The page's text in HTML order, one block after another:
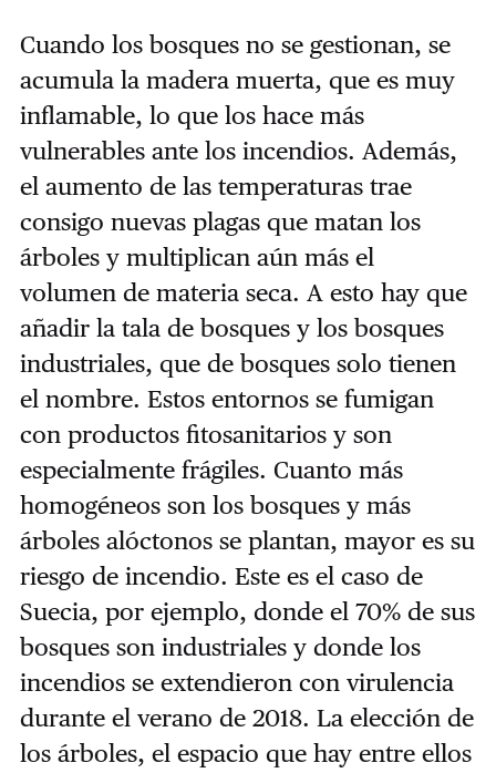
Cuando los bosques no se gestionan, se
acumula la madera muerta, que es muy
inflamable, lo que los hace más
vulnerables ante los incendios. Además,
el aumento de las temperaturas trae
consigo nuevas plagas que matan los
árboles y multiplican aún más el
volumen de materia seca. A esto hay que
añadir la tala de bosques y los bosques
industriales, que de bosques solo tienen
el nombre. Estos entornos se fumigan
con productos fitosanitarios y son
especialmente frágiles. Cuanto más
homogéneos son los bosques y más
árboles alóctonos se plantan, mayor es su
riesgo de incendio. Este es el caso de
Suecia, por ejemplo, donde el 70% de sus
bosques son industriales y donde los
incendios se extendieron con virulencia
durante el verano de 2018. La elección de
los árboles, el espacio que hay entre ellos